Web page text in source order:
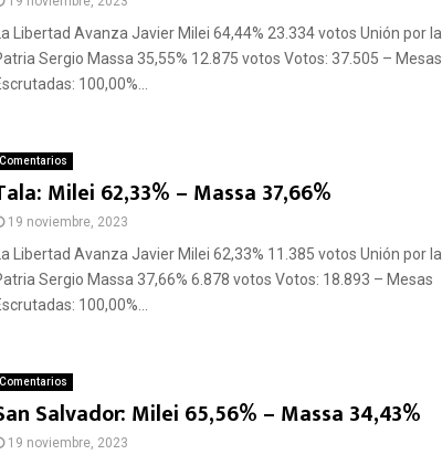
La Libertad Avanza Javier Milei 64,44% 23.334 votos Unión por la
Sergio Massa 35,55% 12.875 votos Votos: 37.505 – Mesas
100,00%...
Comentarios
Milei 62,33% – Massa 37,66%
19 noviembre, 2023
La Libertad Avanza Javier Milei 62,33% 11.385 votos Unión por la
Sergio Massa 37,66% 6.878 votos Votos: 18.893 – Mesas
100,00%...
Comentarios
Salvador: Milei 65,56% – Massa 34,43%
19 noviembre, 2023